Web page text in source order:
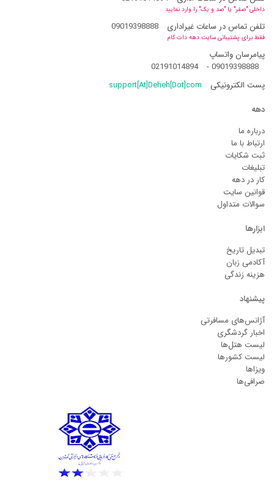
داخلی "صفر" یا "صد و یک" را وارد نمایید
تلفن تماس در ساعات غیراداری 09019398888
فقط برای پشتیبانی سایت دهه دات کام
پیامرسان واتساپ
09019398888
-
02191014894
پست الکترونیکی
support[At]Deheh[Dot]com
دهه
درباره ما
ارتباط با ما
ثبت شکایات
تبلیغات
کار در دهه
قوانین سایت
سوالات متداول
ابزارها
تبدیل تاریخ
آکادمی زبان
هزینه زندگی
پیشنهاد
آژانس‌های مسافرتی
اخبار گردشگری
لیست هتل‌ها
لیست کشورها
ویزاها
صرافی‌ها